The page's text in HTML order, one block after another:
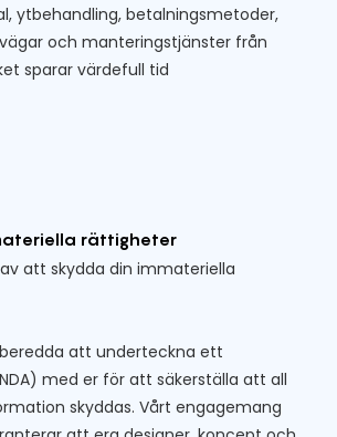
ytbehandling, betalningsmetoder,
och manteringstjänster från
sparar värdefull tid
rättigheter
att skydda din immateriella
att underteckna ett
med er för att säkerställa att all
skyddas. Vårt engagemang